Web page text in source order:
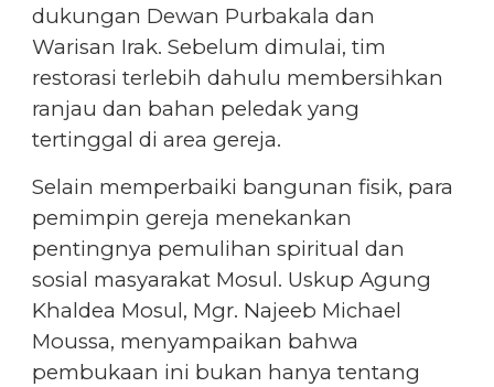
dukungan Dewan Purbakala dan
Warisan Irak. Sebelum dimulai, tim
restorasi terlebih dahulu membersihkan
ranjau dan bahan peledak yang
tertinggal di area gereja.
Selain memperbaiki bangunan fisik, para
pemimpin gereja menekankan
pentingnya pemulihan spiritual dan
sosial masyarakat Mosul. Uskup Agung
Khaldea Mosul, Mgr. Najeeb Michael
Moussa, menyampaikan bahwa
pembukaan ini bukan hanya tentang